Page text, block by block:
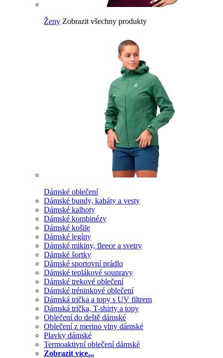
Ženy Zobrazit všechny produkty
Dámské oblečení
Dámské bundy, kabáty a vesty
Dámské kalhoty
Dámské kombinézy
Dámské košile
Dámské legíny
Dámské mikiny, fleece a svetry
Dámské šortky
Dámské sportovní prádlo
Dámské teplákové soupravy
Dámské trekové oblečení
Dámské tréninkové oblečení
Dámská trička a topy s UV filtrem
Dámská trička, T-shirty a topy
Oblečení do deště dámské
Oblečení z merino vlny dámské
Plavky dámské
Termoaktivní oblečení dámské
Zobrazit více...